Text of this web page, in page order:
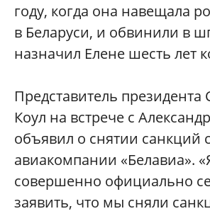
году, когда она навещала
в Беларуси, и обвинили в
назначил Елене шесть лет
Представитель
Коул на встрече с
объявил о снятии санкций
авиакомпании «Белавиа».
совершенно официально
заявить, что мы сняли